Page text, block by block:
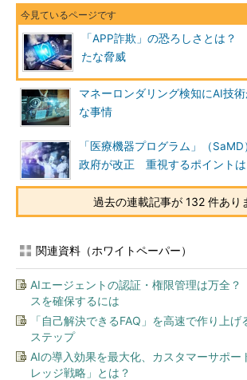
「APP詐欺」の恐ろしさとは
たな脅威
マネーロンダリング検知にAI技
な事情
「医療機器プログラム」（
政府が改正 重視するポイントは
過去の連載記事が 132 件あり
関連資料（ホワイトペーパー）
AIエージェントの認証・権限管理は万全
スを確保するには
「自己解決できるFAQ」を高速で作り上
ステップ
AIの導入効果を最大化、カスタマーサポー
レッジ戦略」とは？